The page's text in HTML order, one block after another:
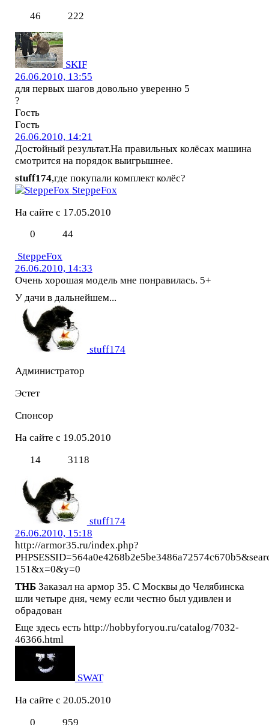
46
222
SKIF
26.06.2010, 13:55
для первых шагов довольно уверенно 5
?
Гость
Гость
26.06.2010, 14:21
Достойный результат.На правильных колёсах машина
смотрится на порядок выигрышнее.
stuff174,где покупали комплект колёс?
SteppeFox
На сайте с 17.05.2010
0
44
SteppeFox
26.06.2010, 14:33
Очень хорошая модель мне понравилась. 5+
У дачи в дальнейшем...
stuff174
Администратор
Эстет
Спонсор
На сайте с 19.05.2010
14
3118
stuff174
26.06.2010, 15:18
http://armor35.ru/index.php?
151&x=0&y=0
ТНБЗаказал на армор 35. С Москвы до Челябинска
шли четыре дня, чему если честно был удивлен и
обрадован
Еще здесь есть http://hobbyforyou.ru/catalog/7032-
46366.html
SWAT
На сайте с 20.05.2010
0
959